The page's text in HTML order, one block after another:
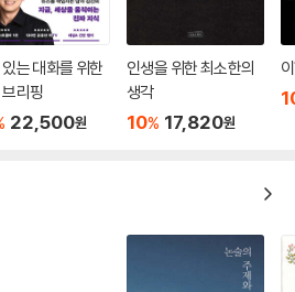
공간이다. 이 책을 다 읽고 나면 거리에서
심히 지나치기는 어려울 것이다. 유아차에
들어올 테니까.
책들은 결코 가볍지 않다.
)
이 무대 중앙에 정면으로 앉아 행동을 지
부터 단서를 얻어야 한다. 그 결과 놀랍도
는 대화를 위한
리핑
22,500원
인생을 위한 최소한의
생각
10% 17,820원